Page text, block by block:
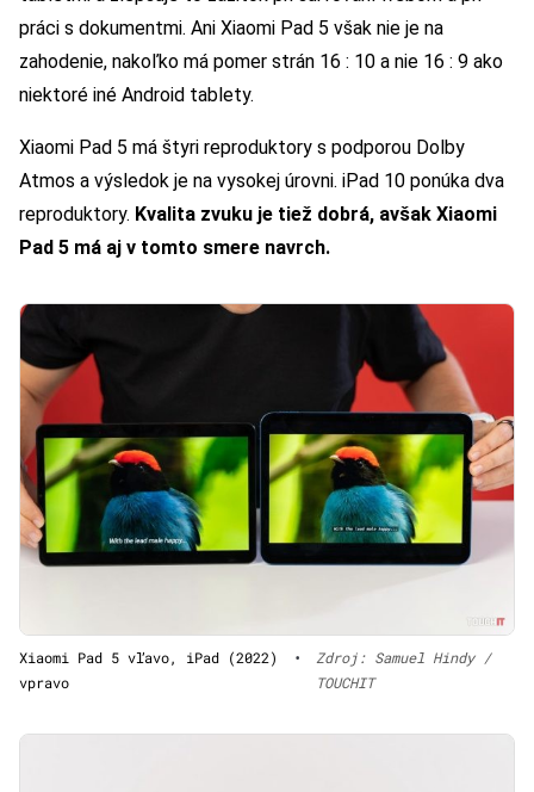
práci s dokumentmi. Ani Xiaomi Pad 5 však nie je na
zahodenie, nakoľko má pomer strán 16 : 10 a nie 16 : 9 ako
niektoré iné Android tablety.
Xiaomi Pad 5 má štyri reproduktory s podporou Dolby
Atmos a výsledok je na vysokej úrovni. iPad 10 ponúka dva
reproduktory. Kvalita zvuku je tiež dobrá, avšak Xiaomi
Pad 5 má aj v tomto smere navrch.
Xiaomi Pad 5 vľavo, iPad (2022)
vpravo
•
Zdroj: Samuel Hindy /
TOUCHIT